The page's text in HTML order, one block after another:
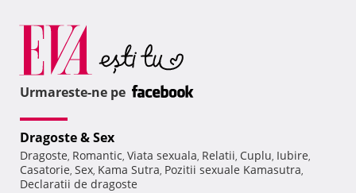
Urmareste-ne pe
Dragoste & Sex
Dragoste, Romantic, Viata sexuala, Relatii, Cuplu, Iubire,
Casatorie, Sex, Kama Sutra, Pozitii sexuale Kamasutra,
Declaratii de dragoste